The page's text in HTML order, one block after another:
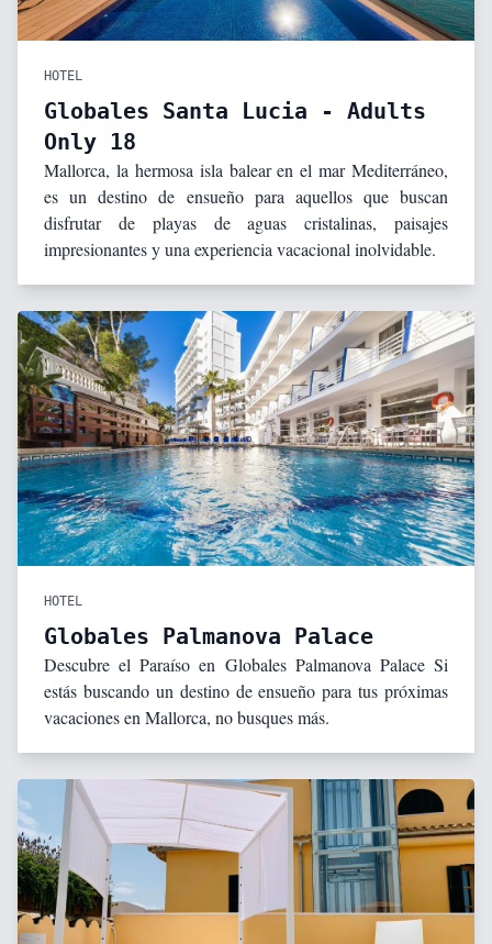
HOTEL
Globales Santa Lucia - Adults
Only 18
Mallorca, la hermosa isla balear en el mar Mediterráneo,
es un destino de ensueño para aquellos que buscan
disfrutar de playas de aguas cristalinas, paisajes
impresionantes y una experiencia vacacional inolvidable.
HOTEL
Globales Palmanova Palace
Descubre el Paraíso en Globales Palmanova Palace Si
estás buscando un destino de ensueño para tus próximas
vacaciones en Mallorca, no busques más.